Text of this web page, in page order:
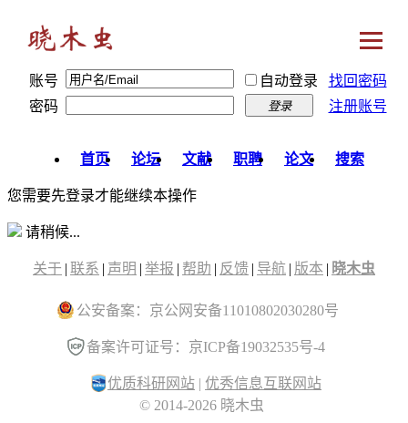
账号 自动登录
找回密码
密码
登录 注册账号
首页 论坛 文献 职聘 论文 搜索
您需要先登录才能继续本操作
请稍候...
关于 | 联系 | 声明 | 举报 | 帮助 | 反馈 | 导航 | 版本 | 晓木虫
公安备案：京公网安备11010802030280号
备案许可证号：京ICP备19032535号-4
优质科研网站 | 优秀信息互联网站
© 2014-2026 晓木虫